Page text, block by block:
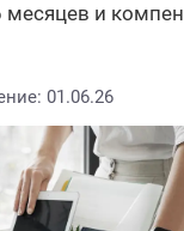
месяцев и
01.06.26